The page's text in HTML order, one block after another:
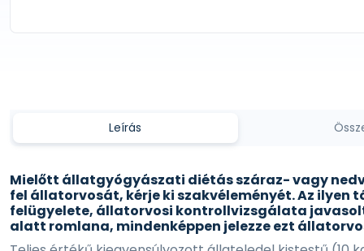
Leírás
Mielőtt állatgyógyászati diétás száraz- vagy
fel állatorvosát, kérje ki szakvéleményét. Az
felügyelete, állatorvosi kontrollvizsgálata
alatt romlana, mindenképpen jelezze ezt